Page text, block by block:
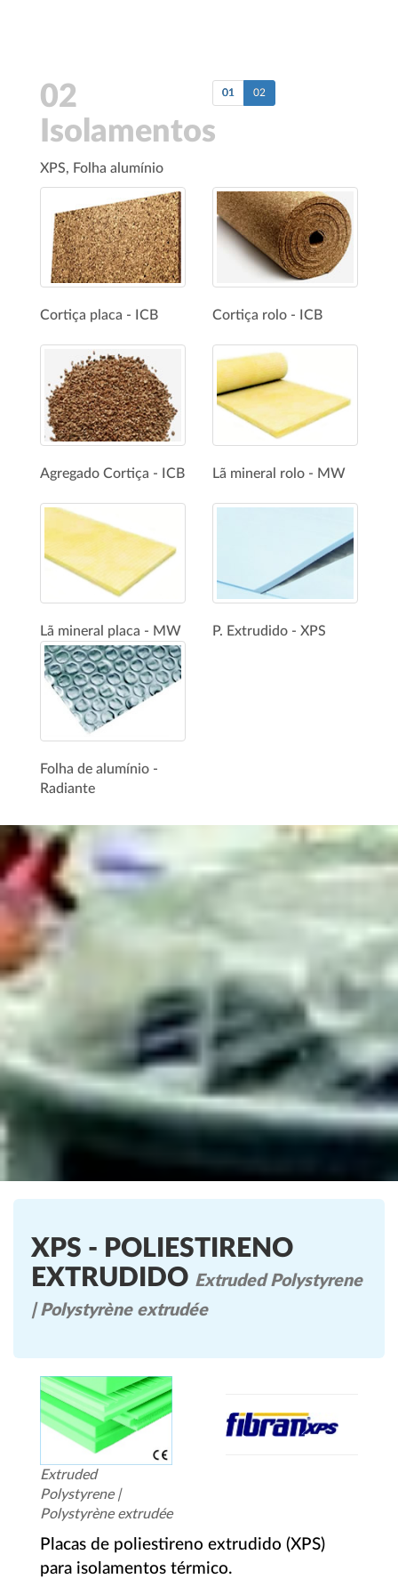
02
Isolamentos
XPS, Folha alumínio
01 02
Cortiça placa - ICB Cortiça rolo - ICB
Agregado Cortiça - ICB Lã mineral rolo - MW
Lã mineral placa - MW P. Extrudido - XPS
Folha de alumínio -
Radiante
XPS - POLIESTIRENO
EXTRUDIDO Extruded Polystyrene
| Polystyrène extrudée
Extruded
Polystyrene |
Polystyrène extrudée
Placas de poliestireno extrudido (XPS)
para isolamentos térmico.